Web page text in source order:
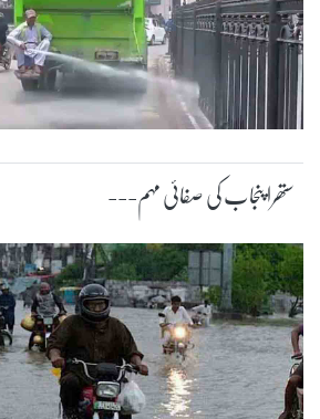
ستھرا پنجاب کی صفائی مہم---